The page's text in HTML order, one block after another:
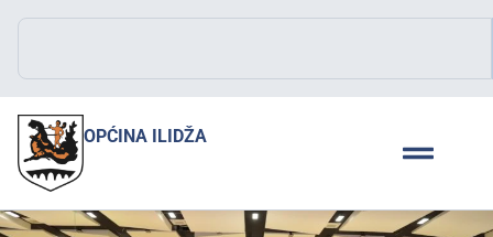
OPĆINA ILIDŽA